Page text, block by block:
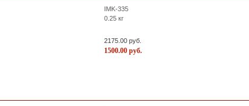
IMK-335
0.25 кг
2175.00 руб.
1500.00 руб.